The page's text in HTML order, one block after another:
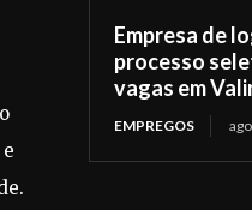
Empresa de
processo
vagas em
EMPREGOS